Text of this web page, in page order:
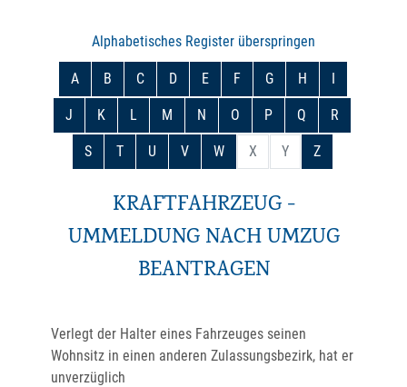
Alphabetisches Register überspringen
A B C D E F G H I
J K L M N O P Q R
S T U V W X Y Z
KRAFTFAHRZEUG -
UMMELDUNG NACH UMZUG
BEANTRAGEN
Verlegt der Halter eines Fahrzeuges seinen
Wohnsitz in einen anderen Zulassungsbezirk, hat er
unverzüglich